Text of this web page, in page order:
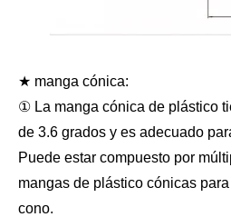
★ manga cónica:
① La manga cónica de plástico
de 3.6 grados y es adecuado
Puede estar compuesto por
mangas de plástico cónicas
cono.